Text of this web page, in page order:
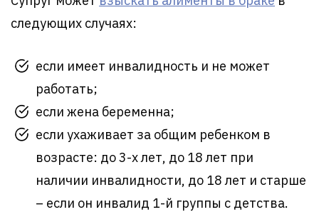
следующих случаях:
если имеет инвалидность и не может
работать;
если жена беременна;
если ухаживает за общим ребенком в
возрасте: до 3-х лет, до 18 лет при
наличии инвалидности, до 18 лет и старше
– если он инвалид 1-й группы с детства.